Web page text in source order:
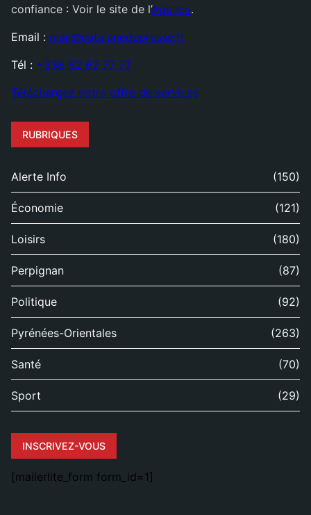
confiance : Voir le site de l’Agence.
Email : mail@catalanedepresse.fr
Tél : +336 52 62 77 77
Téléchargez notre offre de services
RUBRIQUES
Alerte Info (150)
Économie (121)
Loisirs (180)
Perpignan (87)
Politique (92)
Pyrénées-Orientales (263)
Santé (70)
Sport (29)
INSCRIVEZ-VOUS
[mailerlite_form form_id=1]